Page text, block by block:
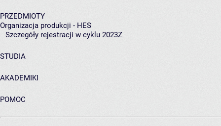
PRZEDMIOTY
Organizacja produkcji - HES
Szczegóły rejestracji w cyklu 2023Z
STUDIA
AKADEMIKI
POMOC